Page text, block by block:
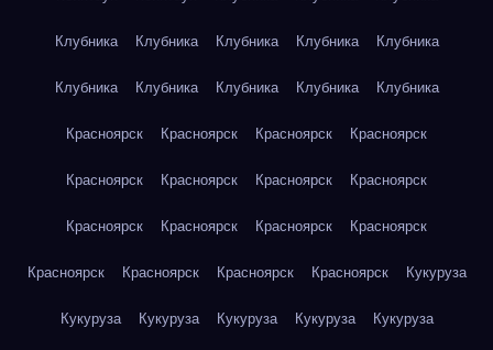
Клубника Клубника Клубника Клубника Клубника
Клубника Клубника Клубника Клубника Клубника
Красноярск Красноярск Красноярск Красноярск
Красноярск Красноярск Красноярск Красноярск
Красноярск Красноярск Красноярск Красноярск
Красноярск Красноярск Красноярск Красноярск Кукуруза
Кукуруза Кукуруза Кукуруза Кукуруза Кукуруза